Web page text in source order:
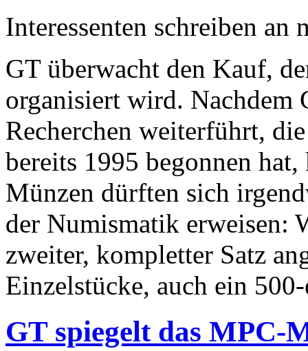
Interessenten schreiben
GT überwacht den Kauf,
organisiert wird. Nachdem
Recherchen weiterführt,
bereits 1995 begonnen
Münzen dürften sich
der Numismatik erweisen:
zweiter, kompletter Satz
Einzelstücke, auch ein
GT spiegelt das MPC-